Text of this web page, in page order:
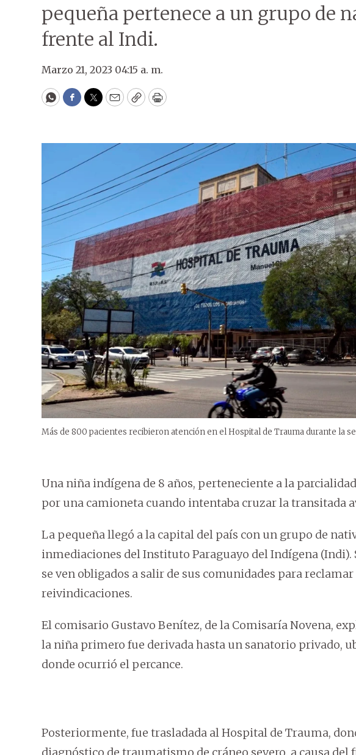
pequeña pertenece a un grupo de
frente al Indi.
Marzo 21, 2023 04:15 a. m.
WhatsApp
Facebook
Twitter
EmailCopyPrint
Más de 800 pacientes recibieron atención en el Hospital de Trauma durante la
Una niña indígena de 8 años, perteneciente a la
por una camioneta cuando intentaba cruzar la transitada
La pequeña llegó a la capital del país con un grupo de
inmediaciones del Instituto Paraguayo del Indígena (Indi).
se ven obligados a salir de sus comunidades para
reivindicaciones.
El comisario Gustavo Benítez, de la Comisaría Novena,
la niña primero fue derivada hasta un sanatorio privado,
donde ocurrió el percance.
Posteriormente, fue trasladada al Hospital de Trauma,